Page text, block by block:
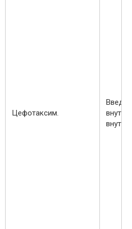
Цефотаксим.